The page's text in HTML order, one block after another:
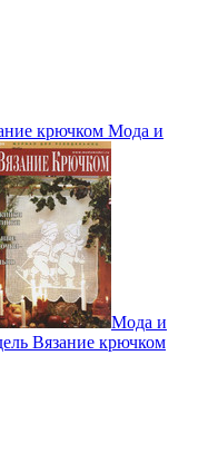
крючком Мода и
Мода и
Вязание крючком